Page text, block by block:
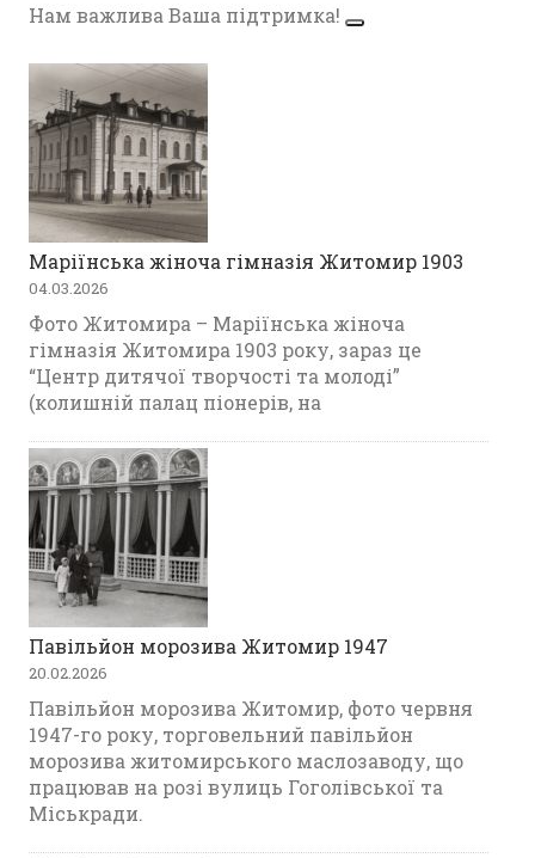
Нам важлива Ваша підтримка!
Маріїнська жіноча гімназія Житомир 1903
04.03.2026
Фото Житомира – Маріїнська жіноча
гімназія Житомира 1903 року, зараз це
“Центр дитячої творчості та молоді”
(колишній палац піонерів, на
Павільйон морозива Житомир 1947
20.02.2026
Павільйон морозива Житомир, фото червня
1947-го року, торговельний павільйон
морозива житомирського маслозаводу, що
працював на розі вулиць Гоголівської та
Міськради.